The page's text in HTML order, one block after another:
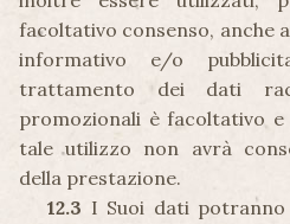
facoltativo consenso, anche
informativo e/o
trattamento dei dati
promozionali è facoltativo e
tale utilizzo non avrà
della prestazione.
12.3 I Suoi dati